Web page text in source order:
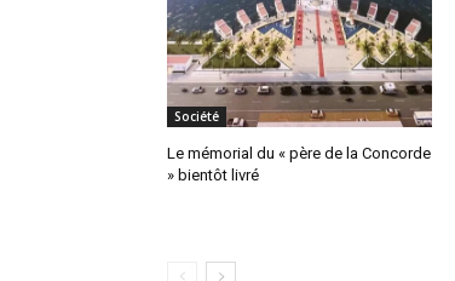
Société
Le mémorial du « père de la Concorde
» bientôt livré